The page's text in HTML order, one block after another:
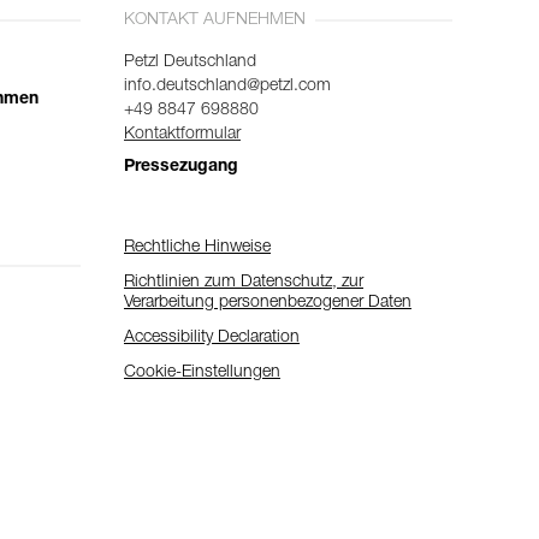
KONTAKT AUFNEHMEN
Petzl Deutschland
info.deutschland@petzl.com
+49 8847 698880
Kontaktformular
Pressezugang
Rechtliche Hinweise
Richtlinien zum Datenschutz, zur
Verarbeitung personenbezogener Daten
Accessibility Declaration
Cookie-Einstellungen